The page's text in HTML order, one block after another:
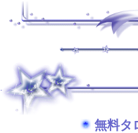
無料タ